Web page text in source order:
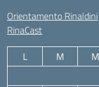
Orientamento Rinaldini
RinaCast
L M M